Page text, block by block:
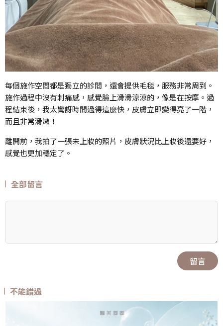
每個施作空間都是獨立的診間，還會提供毛毯，服務非常周到。
施作過程中沒有刺痛感，感覺臉上滑滑涼涼的，像是在按摩。過
程結束後，我太驚訝時間過得這麼快，皮膚立即變得亮了一階，
而且非常滑嫩！
離開前，我拍了一張未上妝的照片，皮膚狀況比上妝後還要好，
感覺也更加穩定了。
全部留言
留言
不能錯過